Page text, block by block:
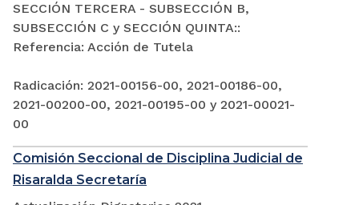
SECCIÓN TERCERA - SUBSECCIÓN B,
SUBSECCIÓN C y SECCIÓN QUINTA::
Referencia: Acción de Tutela
Radicación: 2021-00156-00, 2021-00186-00,
2021-00200-00, 2021-00195-00 y 2021-00021-
00
Comisión Seccional de Disciplina Judicial de
Risaralda Secretaría